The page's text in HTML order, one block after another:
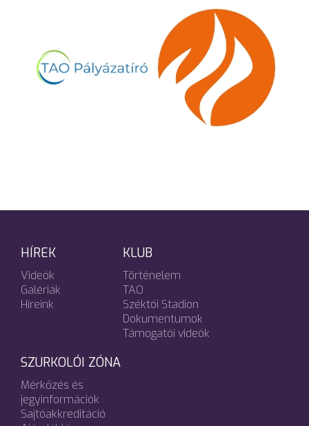
HÍREK
Videók
Galériák
Híreink
KLUB
Történelem
TAO
Széktói Stadion
Dokumentumok
Támogatói videók
SZURKOLÓI ZÓNA
Mérkőzés és
jegyinformációk
Sajtóakkreditáció